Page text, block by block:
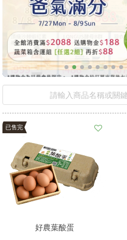
已售完
好農葉酸蛋